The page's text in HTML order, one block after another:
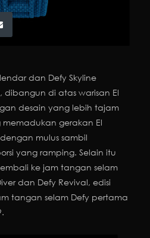
dan Defy Skyline
dibangun di atas warisan El
desain yang lebih tajam
gerakan El
mulus sambil
yang ramping. Selain itu
ke jam tangan selam
dan Defy Revival, edisi
tangan selam Defy pertama